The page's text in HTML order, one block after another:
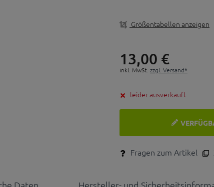
Größentabellen anzeigen
13,00 €
inkl. MwSt. zzgl. Versand*
leider ausverkauft
Fragen zum Artikel
Daten Hersteller- und